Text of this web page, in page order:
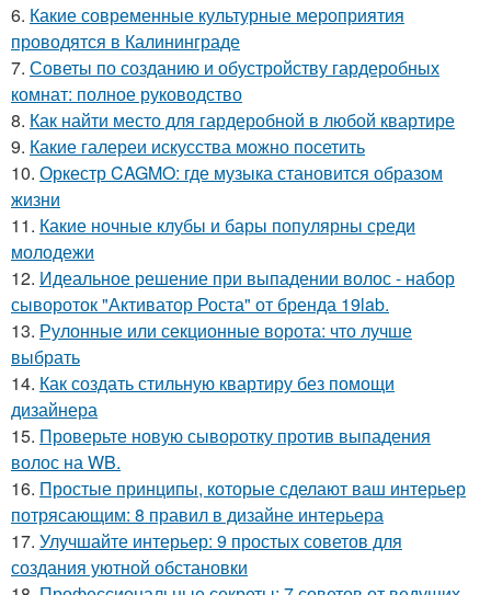
6. Какие современные культурные мероприятия
проводятся в Калининграде
7. Советы по созданию и обустройству гардеробных
комнат: полное руководство
8. Как найти место для гардеробной в любой квартире
9. Какие галереи искусства можно посетить
10. Оркестр CAGMO: где музыка становится образом
жизни
11. Какие ночные клубы и бары популярны среди
молодежи
12. Идеальное решение при выпадении волос - набор
сывороток "Активатор Роста" от бренда 19lab.
13. Рулонные или секционные ворота: что лучше
выбрать
14. Как создать стильную квартиру без помощи
дизайнера
15. Проверьте новую сыворотку против выпадения
волос на WB.
16. Простые принципы, которые сделают ваш интерьер
потрясающим: 8 правил в дизайне интерьера
17. Улучшайте интерьер: 9 простых советов для
создания уютной обстановки